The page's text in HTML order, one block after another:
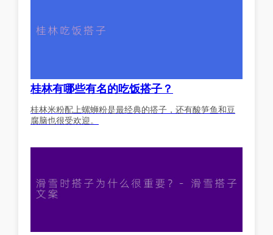
桂林有哪些有名的吃饭搭子？
桂林米粉配上螺蛳粉是最经典的搭子，还有酸笋鱼和豆
腐脑也很受欢迎。